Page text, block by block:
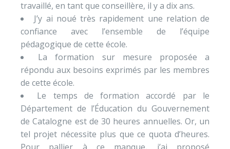
travaillé, en tant que conseillère, il y a dix ans.
J’y ai noué très rapidement une relation de
confiance avec l’ensemble de l’équipe
pédagogique de cette école.
La formation sur mesure proposée a
répondu aux besoins exprimés par les membres
de cette école.
Le temps de formation accordé par le
Département de l’Éducation du Gouvernement
de Catalogne est de 30 heures annuelles. Or, un
tel projet nécessite plus que ce quota d’heures.